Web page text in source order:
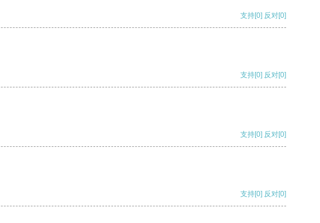
支持[0] 反对[0]
支持[0] 反对[0]
支持[0] 反对[0]
支持[0] 反对[0]